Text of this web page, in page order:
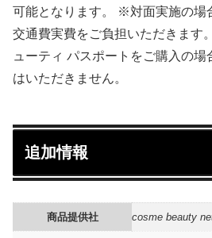
可能となります。 ※対面実施の場
交通費実費をご負担いただきます
ューティ パスポートをご購入の場
はいただきません。
追加情報
商品提供社 cosme beauty